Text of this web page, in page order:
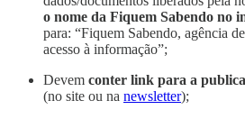
o nome da Fiquem Sabendo no
para: “Fiquem Sabendo, agência
acesso à informação”;
Devem conter link para a
(no site ou na newsletter);